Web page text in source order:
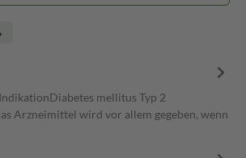
mellitus Typ 2
Arzneimittel wird vor allem gegeben, wenn